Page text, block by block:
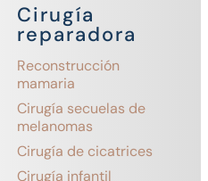
Cirugía
reparadora
Reconstrucción
mamaria
Cirugía secuelas de
melanomas
Cirugía de cicatrices
Cirugía infantil